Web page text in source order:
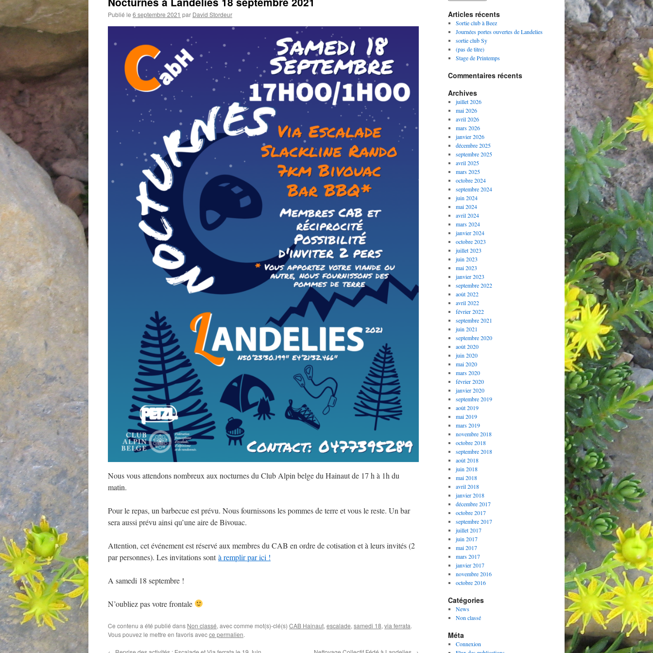
Publié le 6 septembre 2021 par David Stordeur
Nous vous attendons nombreux aux nocturnes du Club Alpin belge du Hainaut de 17 h à 1h du
matin.
Pour le repas, un barbecue est prévu. Nous fournissons les pommes de terre et vous le reste. Un bar
sera aussi prévu ainsi qu’une aire de Bivouac.
Attention, cet événement est réservé aux membres du CAB en ordre de cotisation et à leurs invités (2
par personnes). Les invitations sontà remplir par ici !
A samedi 18 septembre !
N’oubliez pas votre frontale
Ce contenu a été publié dans Non classé, avec comme mot(s)-clé(s) CAB Hainaut, escalade, samedi 18, via ferrata.
Vous pouvez le mettre en favoris avecce permalien.
Articles récents
Sortie club à Beez
Journées portes ouvertes de Landelies
sortie club Sy
(pas de titre)
Stage de Printemps
Commentaires récents
Archives
juillet 2026
mai 2026
avril 2026
mars 2026
janvier 2026
décembre 2025
septembre 2025
avril 2025
mars 2025
octobre 2024
septembre 2024
juin 2024
mai 2024
avril 2024
mars 2024
janvier 2024
octobre 2023
juillet 2023
juin 2023
mai 2023
janvier 2023
septembre 2022
août 2022
avril 2022
février 2022
septembre 2021
juin 2021
septembre 2020
août 2020
juin 2020
mai 2020
mars 2020
février 2020
janvier 2020
septembre 2019
août 2019
mai 2019
mars 2019
novembre 2018
octobre 2018
septembre 2018
août 2018
juin 2018
mai 2018
avril 2018
janvier 2018
décembre 2017
octobre 2017
septembre 2017
juillet 2017
juin 2017
mai 2017
mars 2017
janvier 2017
novembre 2016
octobre 2016
Catégories
News
Non classé
Méta
Connexion